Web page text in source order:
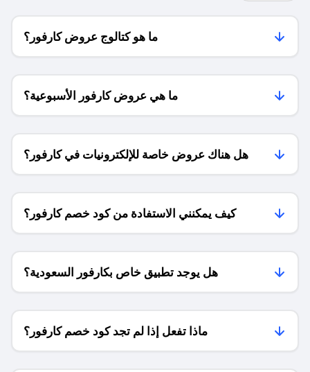
ما هو كتالوج عروض كارفور؟
ما هي عروض كارفور الأسبوعية؟
هل هناك عروض خاصة للإلكترونيات في كارفور؟
كيف يمكنني الاستفادة من كود خصم كارفور؟
هل يوجد تطبيق خاص بكارفور السعودية؟
ماذا تفعل إذا لم تجد كود خصم كارفور؟